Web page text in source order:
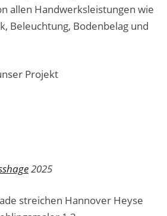
Backoffice Manager/in
gesunde Raum
Echtmetalloptik
allen Handwerksleistungen wie
Beleuchtung, Bodenbelag und
Projekt
2025